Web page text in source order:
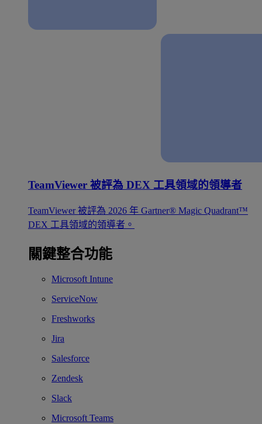
TeamViewer 被評為 DEX 工具領域的領導者
TeamViewer 被評為 2026 年 Gartner® Magic Quadrant™
DEX 工具領域的領導者。
關鍵整合功能
Microsoft Intune
ServiceNow
Freshworks
Jira
Salesforce
Zendesk
Slack
Microsoft Teams